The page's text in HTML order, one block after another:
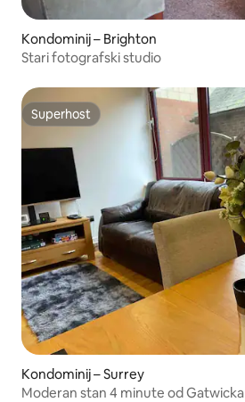
Kondominij – Brighton
Stari fotografski studio
Superhost
Superhost
Kondominij – Surrey
Moderan stan 4 minute od Gatwicka